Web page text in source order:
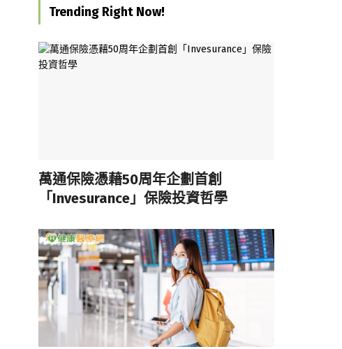
Trending Right Now!
萬通保險憑藉50周年企劃首創
「Invesurance」保險投資哲學